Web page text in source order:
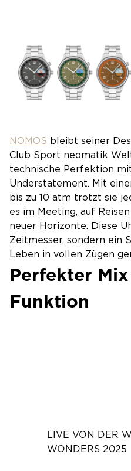
Perfekter
Funktion
NOMOS bleibt seiner
Club Sport neomatik
technische Perfektion
Understatement. Mit
bis zu 10 atm trotzt sie
es im Meeting, auf
neuer Horizonte. Diese
Zeitmesser, sondern ein
Leben in vollen Zügen
LIVE VON DER
WONDERS 2025